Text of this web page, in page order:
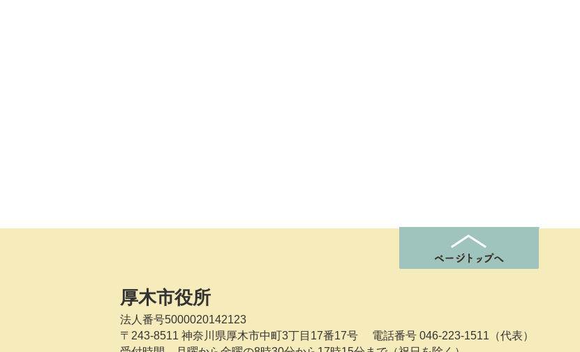
厚木市役所
法人番号5000020142123
〒243-8511 神奈川県厚木市中町3丁目17番17号
電話番号 046-223-1511（代表）